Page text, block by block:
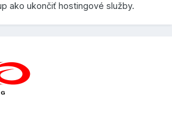
ako ukončiť hostingové služby.